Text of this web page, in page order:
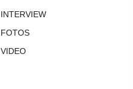
INTERVIEW
FOTOS
VIDEO